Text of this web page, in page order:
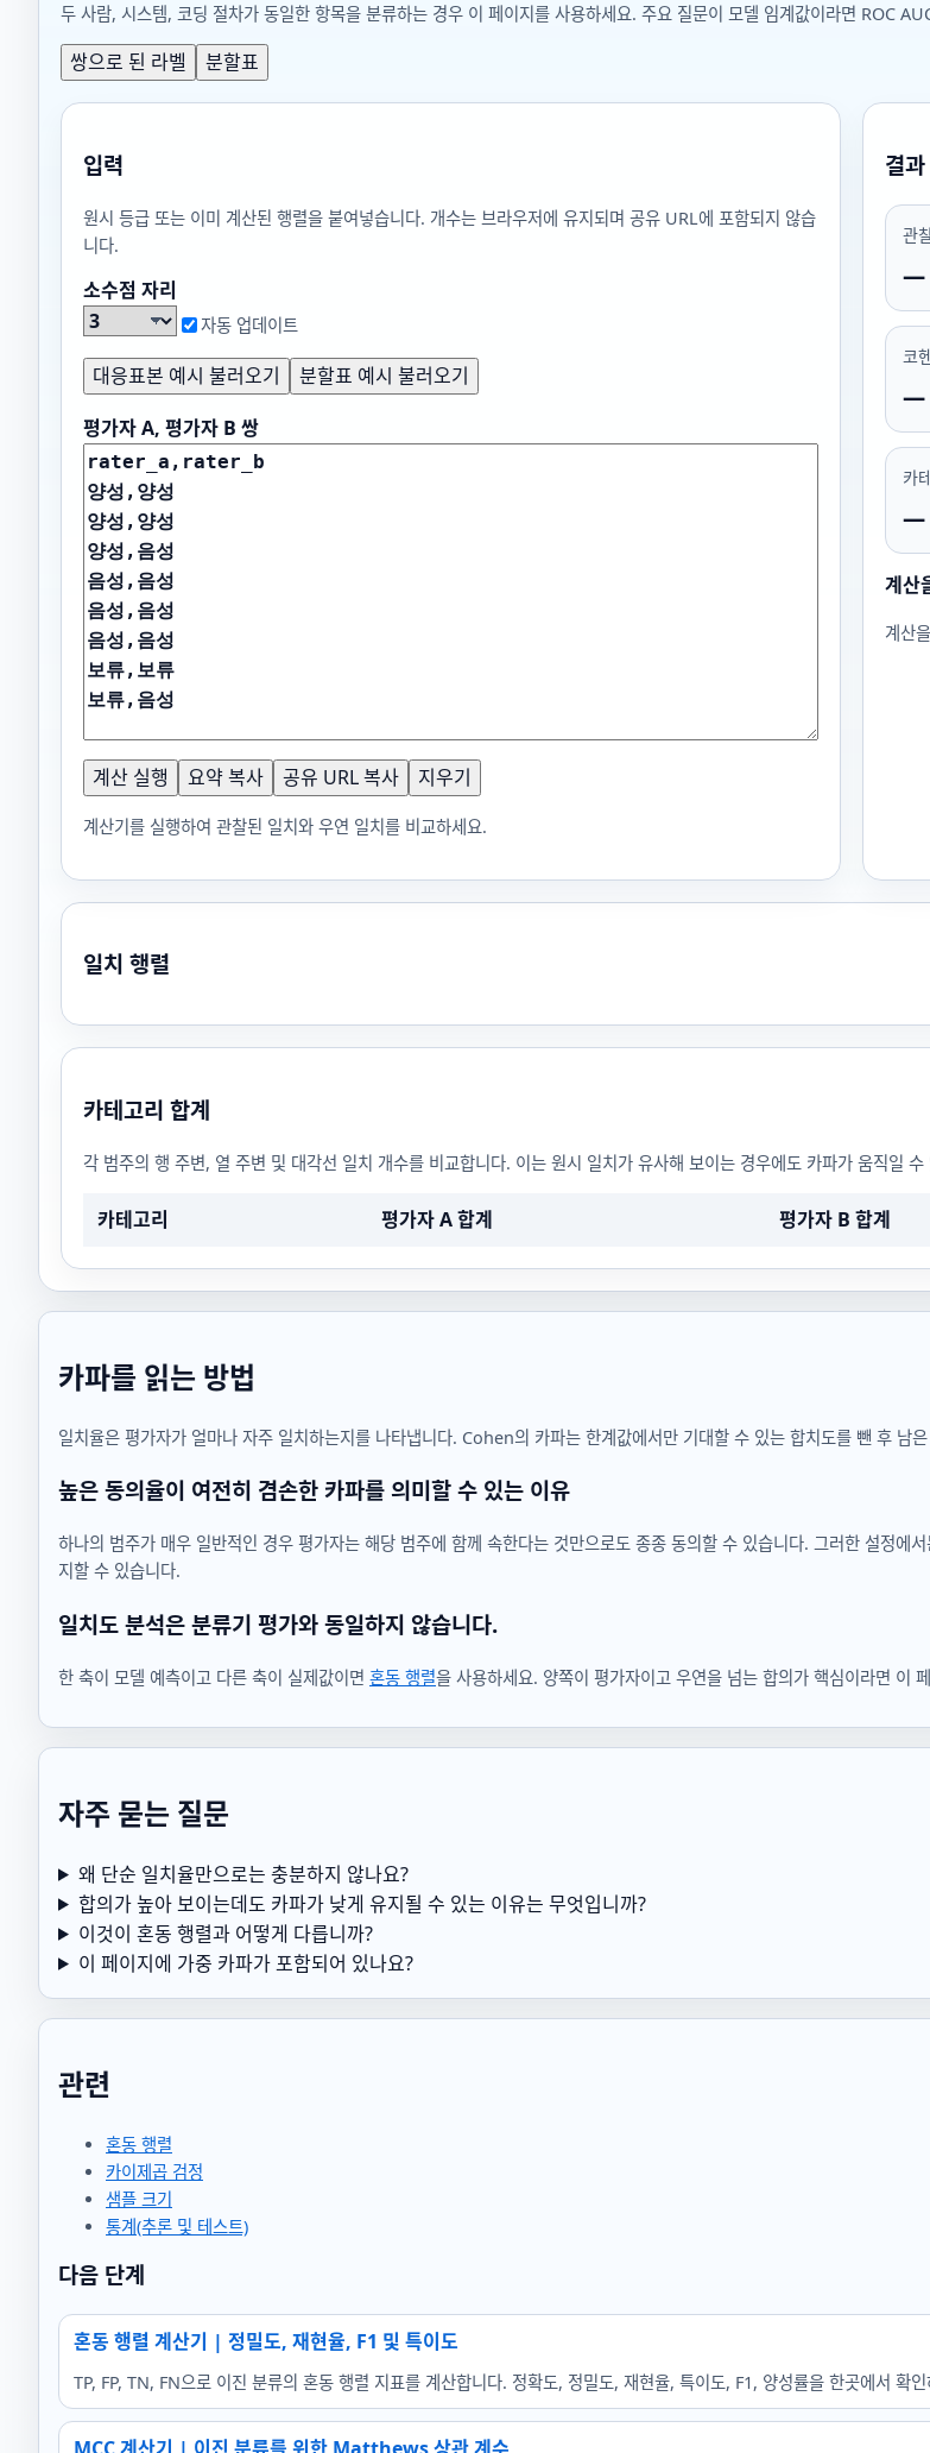
두 사람, 시스템, 코딩 절차가 동일한 항목을 분류하는 경우 이 페이지를 사용하세요. 주요 질문이 모델 임계값이라면 ROC
쌍으로 된 라벨 분할표
입력
원시 등급 또는 이미 계산된 행렬을 붙여넣습니다. 개수는 브라우저에 유지되며 공유 URL에 포함되지 않습
니다.
소수점 자리
자동 업데이트
대응표본 예시 불러오기
분할표 예시 불러오기
평가자 A, 평가자 B 쌍
계산 실행 요약 복사 공유 URL 복사 지우기
계산기를 실행하여 관찰된 일치와 우연 일치를 비교하세요.
결과
관
—
코
—
카
—
계산
계산
일치 행렬
카테고리 합계
각 범주의 행 주변, 열 주변 및 대각선 일치 개수를 비교합니다. 이는 원시 일치가 유사해 보이는 경우에도 카파가 움직일
카테고리 평가자 A 합계 평가자 B 합계
카파를 읽는 방법
일치율은 평가자가 얼마나 자주 일치하는지를 나타냅니다. Cohen의 카파는 한계값에서만 기대할 수 있는 합치도를 뺀 후 남
높은 동의율이 여전히 겸손한 카파를 의미할 수 있는 이유
하나의 범주가 매우 일반적인 경우 평가자는 해당 범주에 함께 속한다는 것만으로도 종종 동의할 수 있습니다. 그러한 설정에
지할 수 있습니다.
일치도 분석은 분류기 평가와 동일하지 않습니다.
한 축이 모델 예측이고 다른 축이 실제값이면 혼동 행렬을 사용하세요. 양쪽이 평가자이고 우연을 넘는 합의가 핵심이라면 이
자주 묻는 질문
왜 단순 일치율만으로는 충분하지 않나요?
합의가 높아 보이는데도 카파가 낮게 유지될 수 있는 이유는 무엇입니까?
이것이 혼동 행렬과 어떻게 다릅니까?
이 페이지에 가중 카파가 포함되어 있나요?
관련
혼동 행렬
카이제곱 검정
샘플 크기
통계(추론 및 테스트)
다음 단계
혼동 행렬 계산기 | 정밀도, 재현율, F1 및 특이도
TP, FP, TN, FN으로 이진 분류의 혼동 행렬 지표를 계산합니다. 정확도, 정밀도, 재현율, 특이도, F1, 양성률을 한곳에서 확인